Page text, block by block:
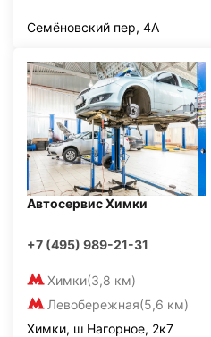
Семёновский пер, 4А
Автосервис Химки
+7 (495) 989-21-31
Химки(3,8 км)
Левобережная(5,6 км)
Химки, ш Нагорное, 2к7